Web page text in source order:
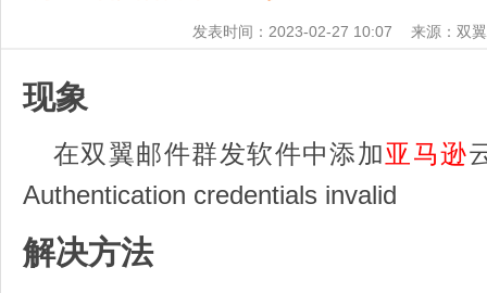
发表时间：2023-02-27 10:07 来源：双
现象
在双翼邮件群发软件中添加亚马逊
Authentication credentials invalid
解决方法